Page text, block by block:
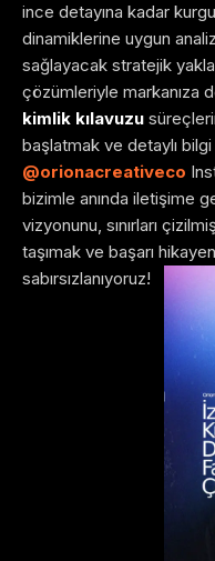
ince detayına kadar
dinamiklerine uygun
sağlayacak stratejik
çözümleriyle markanıza
kimlik kılavuzu
başlatmak ve detaylı
@orionacreativeco
bizimle anında iletişime
vizyonunu, sınırları
taşımak ve başarı
sabırsızlanıyoruz!